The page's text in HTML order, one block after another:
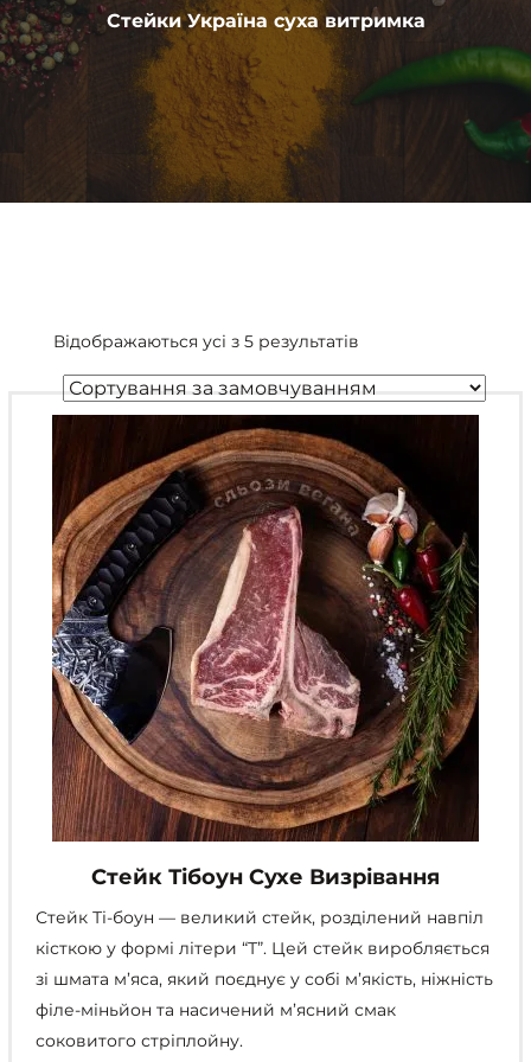
Стейки Україна суха витримка
Відображаються усі з 5 результатів
Стейк Тібоун Сухе Визрівання
Стейк Ті-боун — великий стейк, розділений навпіл
кісткою у формі літери “Т”. Цей стейк виробляється
зі шмата м’яса, який поєднує у собі м’якість, ніжність
філе-міньйон та насичений м’ясний смак
соковитого стріплойну.